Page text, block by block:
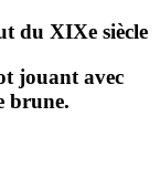
du XIXe siècle
jouant avec
brune.